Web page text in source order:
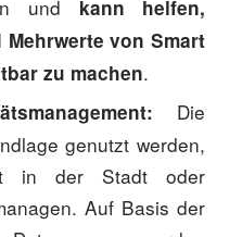
und kann helfen,
von Smart
zu machen.
Die
genutzt werden,
in der Stadt oder
Auf Basis der